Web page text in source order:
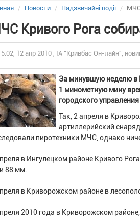
Новости Надзвичайні події МЧС
Кривого Рога
12 апр 2010 , ІА "Кривбас Он-лайн",
За минувшую неделю в
1 минометную мину
городского
Так, 2 апреля в
артиллерийский
пиротехники МЧС, однако
в Ингулецком районе Кривого
88 мм.
в Криворожском районе в
2010 года в Криворожском